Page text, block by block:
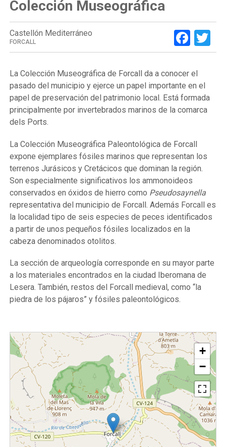
Colección Museográfica
Castellón Mediterráneo
FORCALL
La Colección Museográfica de Forcall da a conocer el
pasado del municipio y ejerce un papel importante en el
papel de preservación del patrimonio local. Está formada
principalmente por invertebrados marinos de la comarca
dels Ports.
La Colección Museográfica Paleontológica de Forcall
expone ejemplares fósiles marinos que representan los
terrenos Jurásicos y Cretácicos que dominan la región.
Son especialmente significativos los ammonoideos
conservados en óxidos de hierro como Pseudosaynella
representativa del municipio de Forcall. Además Forcall es
la localidad tipo de seis especies de peces identificados
a partir de unos pequeños fósiles localizados en la
cabeza denominados otolitos.
La sección de arqueología corresponde en su mayor parte
a los materiales encontrados en la ciudad Iberomana de
Lesera. También, restos del Forcall medieval, como “la
piedra de los pájaros” y fósiles paleontológicos.
+
−